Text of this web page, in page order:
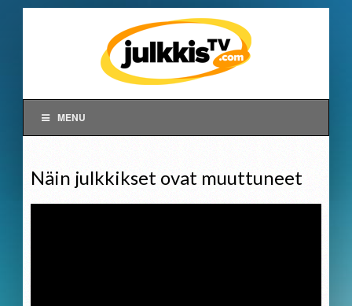
MENU
Näin julkkikset ovat muuttuneet